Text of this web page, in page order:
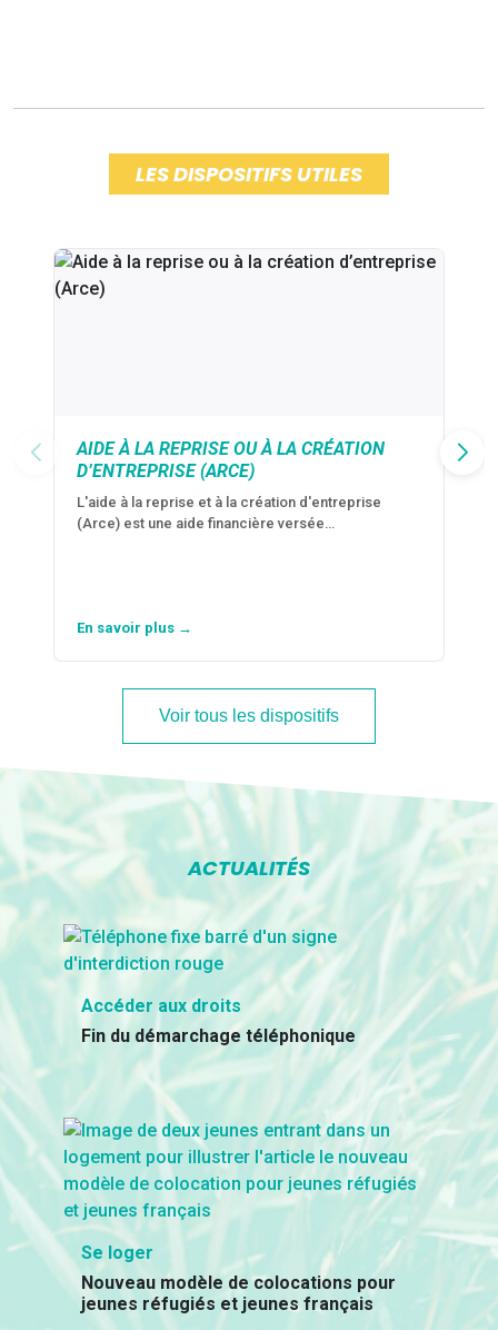
LES DISPOSITIFS UTILES
AIDE À LA REPRISE OU À LA CRÉATION
D’ENTREPRISE (ARCE)
L'aide à la reprise et à la création d'entreprise
(Arce) est une aide financière versée…
En savoir plus →
Voir tous les dispositifs
ACTUALITÉS
Accéder aux droits
Fin du démarchage téléphonique
Se loger
Nouveau modèle de colocations pour
jeunes réfugiés et jeunes français